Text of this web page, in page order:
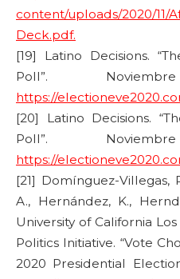
content/uploads/2020/11/
Deck.pdf.
[19] Latino Decisions.
Poll”.
https://
[20] Latino Decisions.
Poll”.
https://
[21] Domínguez-Villegas,
A., Hernández, K.,
University of California
Politics Initiative. “Vote
2020 Presidential